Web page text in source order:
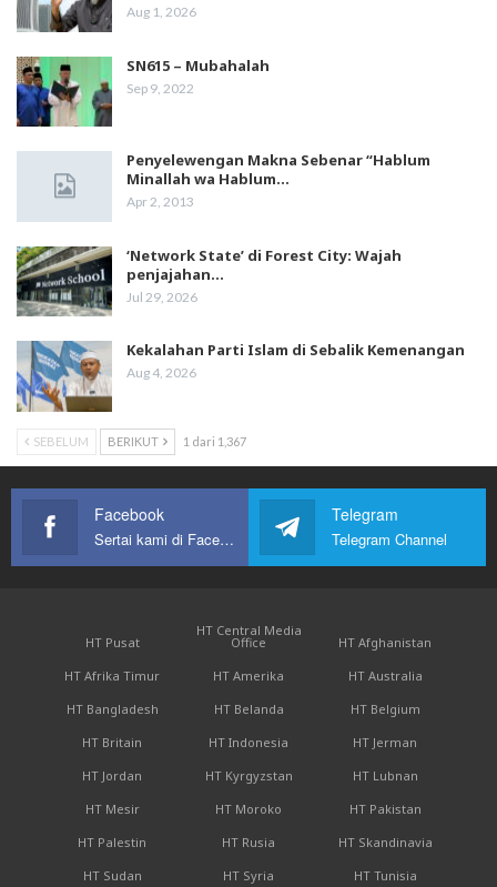
Aug 1, 2026
SN615 – Mubahalah
Sep 9, 2022
Penyelewengan Makna Sebenar “Hablum
Minallah wa Hablum…
Apr 2, 2013
‘Network State’ di Forest City: Wajah
penjajahan…
Jul 29, 2026
Kekalahan Parti Islam di Sebalik Kemenangan
Aug 4, 2026
SEBELUM BERIKUT 1 dari 1,367
Facebook
Sertai kami di Facebook
Telegram
Telegram Channel
HT Pusat
HT Central Media
Office
HT Afghanistan
HT Afrika Timur
HT Amerika
HT Australia
HT Bangladesh
HT Belanda
HT Belgium
HT Britain
HT Indonesia
HT Jerman
HT Jordan
HT Kyrgyzstan
HT Lubnan
HT Mesir
HT Moroko
HT Pakistan
HT Palestin
HT Rusia
HT Skandinavia
HT Sudan
HT Syria HT Tunisia